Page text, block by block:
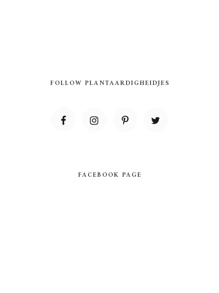
FOLLOW PLANTAARDIGHEIDJES
FACEBOOK PAGE